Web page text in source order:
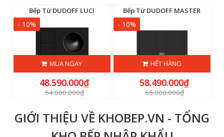
Bếp Từ DUDOFF LUCI
- 10%
MUA NGAY
48.590.000₫
54.000.000₫
Bếp Từ DUDOFF MASTER
- 10%
HẾT HÀNG
58.490.000₫
65.000.000₫
GIỚI THIỆU VỀ KHOBEP.VN - TỔNG